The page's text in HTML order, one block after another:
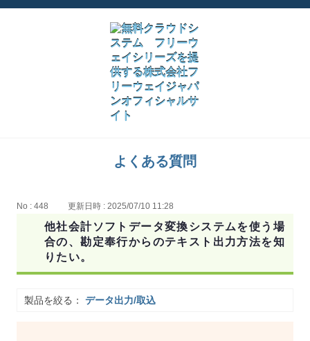
よくある質問
No : 448 更新日時 : 2025/07/10 11:28
他社会計ソフトデータ変換システムを使う場
合の、勘定奉行からのテキスト出力方法を知
りたい。
製品を絞る： データ出力/取込